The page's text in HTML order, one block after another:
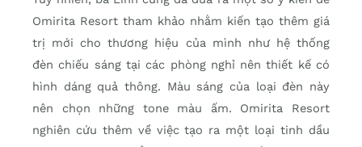
Omirita Resort tham khảo nhằm kiến tạo thêm giá
trị mới cho thương hiệu của mình như hệ thống
đèn chiếu sáng tại các phòng nghỉ nên thiết kế có
hình dáng quả thông. Màu sáng của loại đèn này
nên chọn những tone màu ấm. Omirita Resort
nghiên cứu thêm về việc tạo ra một loại tinh dầu